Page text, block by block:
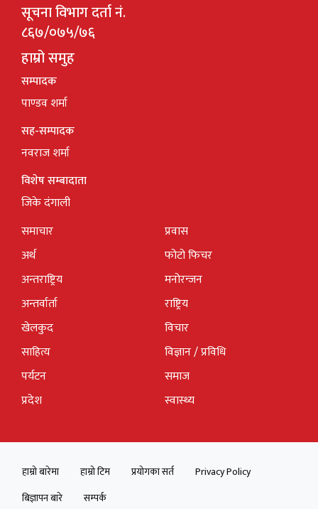
सूचना विभाग दर्ता नं.
८६७/०७५/७६
हाम्रो समुह
सम्पादक
पाण्डव शर्मा
सह-सम्पादक
नवराज शर्मा
विशेष सम्बादाता
जिके दंगाली
समाचार
अर्थ
अन्तराष्ट्रिय
अन्तर्वार्ता
खेलकुद
साहित्य
पर्यटन
प्रदेश
प्रवास
फोटो फिचर
मनोरन्जन
राष्ट्रिय
विचार
विज्ञान / प्रविधि
समाज
स्वास्थ्य
हाम्रो बारेमा हाम्रो टिम प्रयोगका सर्त
Privacy Policy
बिज्ञापन बारे
सम्पर्क